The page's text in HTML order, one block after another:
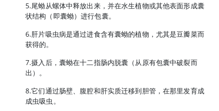
5.尾蚴从螺体中释放出来，并在水生植物或其他表面形成囊
状结构（即囊蚴）进行包囊。
6.肝片吸虫病是通过进食含有囊蚴的植物，尤其是豆瓣菜而
获得的。
7.摄入后，囊蚴在十二指肠内脱囊（从原有包囊中破裂而
出）。
8.它们通过肠壁、腹腔和肝实质迁移到胆管，在那里发育成
成虫吸虫。